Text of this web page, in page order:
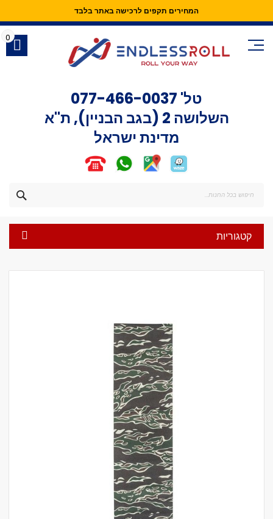
המחירים תקפים לרכישה באתר בלבד
Skip
Content
טל' 077-466-0037
השלושה 2 (בגב הבניין), ת"א
מדינת ישראל
0
קטגוריות